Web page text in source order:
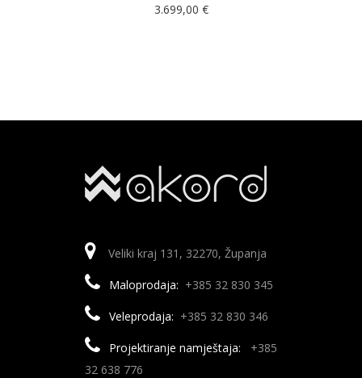
3.699,00 €
Veliki kraj 131, 32270, Županja
Maloprodaja: +385 32 830 345
Veleprodaja: +385 32 830 346
Projektiranje namještaja:
+385
32 638 776